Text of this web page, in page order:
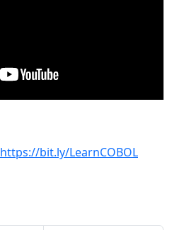
https://bit.ly/LearnCOBOL